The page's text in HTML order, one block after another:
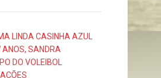
LINDA CASINHA AZUL
SANDRA
DO VOLEIBOL